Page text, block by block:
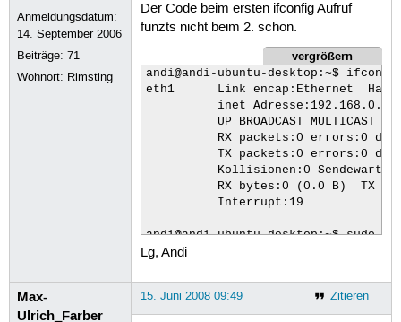
Anmeldungsdatum:
14. September 2006
Beiträge:71
Wohnort: Rimsting
Der Code beim ersten ifconfig Aufruf
funzts nicht beim 2. schon.
vergrößern
andi@andi-ubuntu-desktop:~$
eth1      Link encap:Ethernet
inet
UP BROADCAST MULTICAST
RX packets:0 errors:0
TX packets:0 errors:0
Kollisionen:0
RX bytes:0 (0.0 B)  TX
          Interrupt:19
andi@andi-ubuntu-desktop:~$ sudo
[sudo] password for andi:
andi@andi-ubuntu-desktop:~$
eth1      Link encap:Ethernet
inet
Lg, Andi
Max-
Ulrich_Farber
Zitieren
15. Juni 2008 09:49